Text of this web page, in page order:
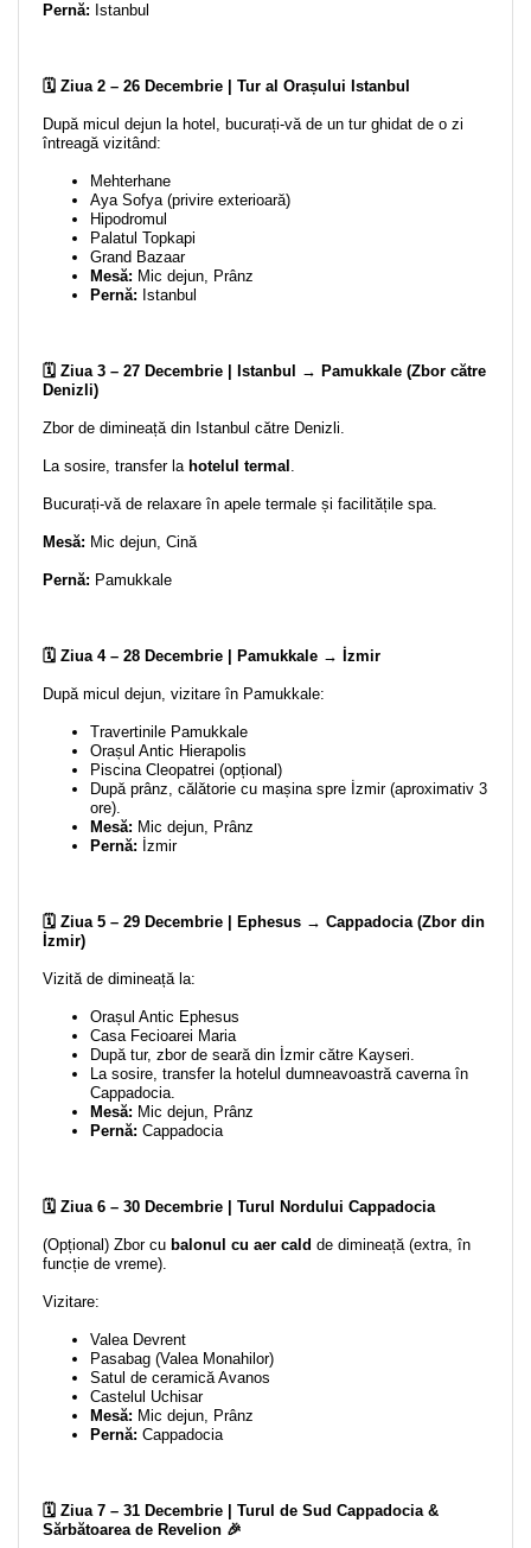
Pernă: Istanbul
🗓️ Ziua 2 – 26 Decembrie | Tur al Orașului Istanbul
După micul dejun la hotel, bucurați-vă de un tur ghidat de o zi
întreagă vizitând:
Mehterhane
Aya Sofya (privire exterioară)
Hipodromul
Palatul Topkapi
Grand Bazaar
Mesă: Mic dejun, Prânz
Pernă: Istanbul
🗓️ Ziua 3 – 27 Decembrie | Istanbul → Pamukkale (Zbor către
Denizli)
Zbor de dimineață din Istanbul către Denizli.
La sosire, transfer la hotelul termal .
Bucurați-vă de relaxare în apele termale și facilitățile spa.
Mesă: Mic dejun, Cină
Pernă: Pamukkale
🗓️ Ziua 4 – 28 Decembrie | Pamukkale → İzmir
După micul dejun, vizitare în Pamukkale:
Travertinile Pamukkale
Orașul Antic Hierapolis
Piscina Cleopatrei (opțional)
După prânz, călătorie cu mașina spre İzmir (aproximativ 3
ore).
Mesă: Mic dejun, Prânz
Pernă: İzmir
🗓️ Ziua 5 – 29 Decembrie | Ephesus → Cappadocia (Zbor din
İzmir)
Vizită de dimineață la:
Orașul Antic Ephesus
Casa Fecioarei Maria
După tur, zbor de seară din İzmir către Kayseri.
La sosire, transfer la hotelul dumneavoastră caverna în
Cappadocia.
Mesă: Mic dejun, Prânz
Pernă: Cappadocia
🗓️ Ziua 6 – 30 Decembrie | Turul Nordului Cappadocia
(Opțional) Zbor cu balonul cu aer cald de dimineață (extra, în
funcție de vreme).
Vizitare:
Valea Devrent
Pasabag (Valea Monahilor)
Satul de ceramică Avanos
Castelul Uchisar
Mesă: Mic dejun, Prânz
Pernă: Cappadocia
🗓️ Ziua 7 – 31 Decembrie | Turul de Sud Cappadocia &
Sărbătoarea de Revelion 🎉